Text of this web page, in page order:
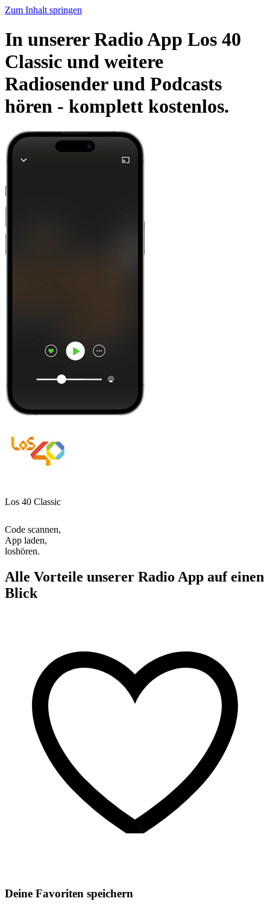
Zum Inhalt springen
In unserer Radio App Los 40
Classic und weitere
Radiosender und Podcasts
hören - komplett kostenlos.
Los 40 Classic
Code scannen,
App laden,
loshören.
Alle Vorteile unserer Radio App auf einen
Blick
Deine Favoriten speichern